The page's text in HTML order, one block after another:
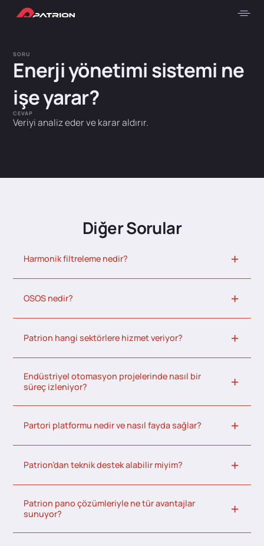
SORU
Enerji yönetimi sistemi ne
işe yarar?
CEVAP
Veriyi analiz eder ve karar aldırır.
Diğer Sorular
Harmonik filtreleme nedir?
OSOS nedir?
Patrion hangi sektörlere hizmet veriyor?
Endüstriyel otomasyon projelerinde nasıl bir
süreç izleniyor?
Partori platformu nedir ve nasıl fayda sağlar?
Patrion’dan teknik destek alabilir miyim?
Patrion pano çözümleriyle ne tür avantajlar
sunuyor?